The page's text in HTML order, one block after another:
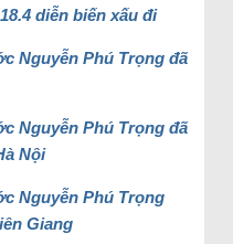
diễn biến xấu đi
Nguyễn Phú Trọng đã
Nguyễn Phú Trọng đã
Nội
Nguyễn Phú Trọng
Giang